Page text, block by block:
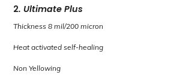
2. Ultimate Plus
Thickness 8 mil/200 micron
Heat activated self-healing
Non Yellowing